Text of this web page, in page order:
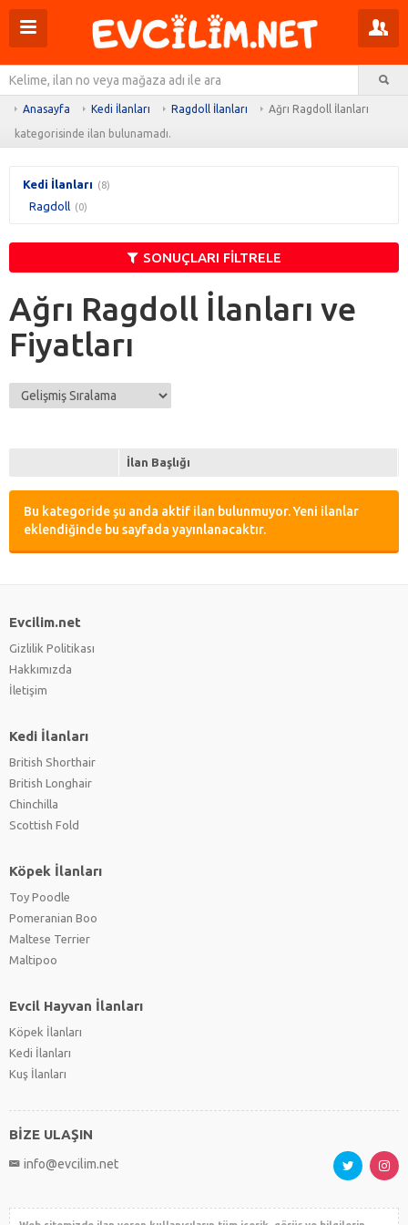
Menüyü
aç
Anasayfa Kedi İlanları Ragdoll İlanları Ağrı Ragdoll İlanları
kategorisinde ilan bulunamadı.
Kedi İlanları (8)
Ragdoll (0)
SONUÇLARI FİLTRELE
Ağrı Ragdoll İlanları ve
Fiyatları
İlan Başlığı
Bu kategoride şu anda aktif ilan bulunmuyor. Yeni ilanlar
eklendiğinde bu sayfada yayınlanacaktır.
Evcilim.net
Gizlilik Politikası
Hakkımızda
İletişim
Kedi İlanları
British Shorthair
British Longhair
Chinchilla
Scottish Fold
Köpek İlanları
Toy Poodle
Pomeranian Boo
Maltese Terrier
Maltipoo
Evcil Hayvan İlanları
Köpek İlanları
Kedi İlanları
Kuş İlanları
BİZE ULAŞIN
info@evcilim.net